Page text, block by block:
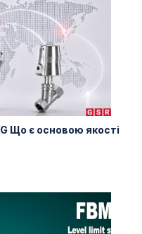
Що є основою якості